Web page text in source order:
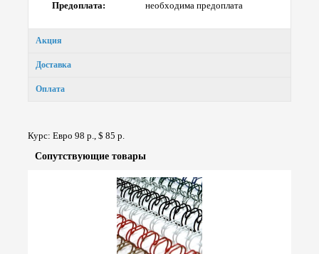
Предоплата: необходима предоплата
Акция
Доставка
Оплата
Курс: Евро 98 р., $ 85 р.
Сопут­ствую­щие товары